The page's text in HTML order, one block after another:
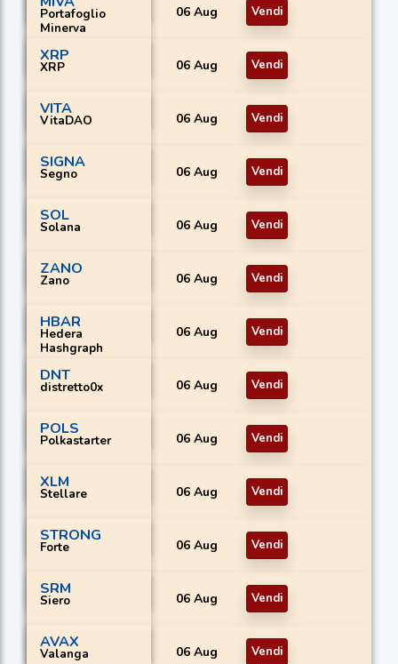
Portafoglio
Minerva
06 Aug Vendi
XRP
XRP 06 Aug Vendi
VITA
VitaDAO 06 Aug Vendi
SIGNA
Segno 06 Aug Vendi
SOL
Solana 06 Aug Vendi
ZANO
Zano 06 Aug Vendi
HBAR
Hedera
Hashgraph
06 Aug Vendi
DNT
distretto0x 06 Aug Vendi
POLS
Polkastarter 06 Aug Vendi
XLM
Stellare 06 Aug Vendi
STRONG
Forte 06 Aug Vendi
SRM
Siero 06 Aug Vendi
AVAX
Valanga 06 Aug Vendi